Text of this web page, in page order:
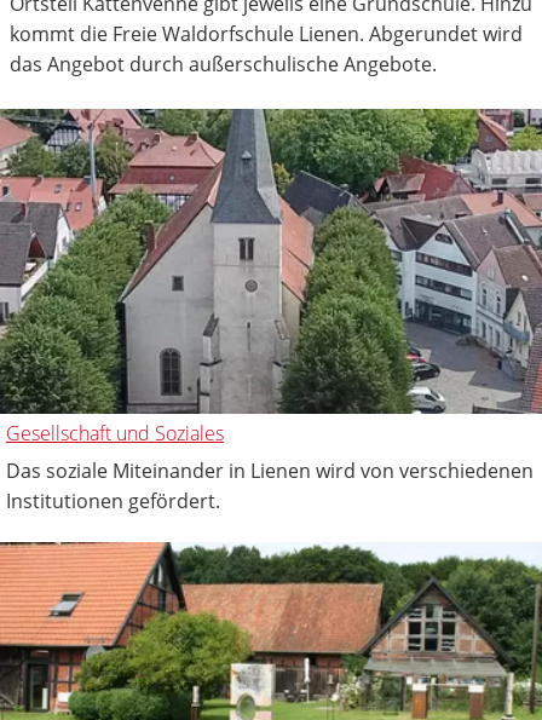
kommt die Freie Waldorfschule Lienen. Abgerundet wird
das Angebot durch außerschulische Angebote.
Gesellschaft und Soziales
Das soziale Miteinander in Lienen wird von verschiedenen
Institutionen gefördert.